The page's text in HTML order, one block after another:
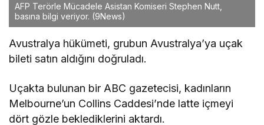
AFP Terörle Mücadele Asistan Komiseri Stephen Nutt,
basına bilgi veriyor. (9News)
Avustralya hükümeti, grubun Avustralya’ya uçak
bileti satın aldığını doğruladı.
Uçakta bulunan bir ABC gazetecisi, kadınların
Melbourne’un Collins Caddesi’nde latte içmeyi
dört gözle beklediklerini aktardı.